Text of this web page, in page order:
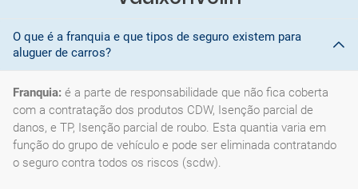
O que é a franquia e que tipos de seguro existem para
aluguer de carros?
Franquia: é a parte de responsabilidade que não fica coberta
com a contratação dos produtos CDW, Isenção parcial de
danos, e TP, Isenção parcial de roubo. Esta quantia varia em
função do grupo de vehículo e pode ser eliminada contratando
o seguro contra todos os riscos (scdw).